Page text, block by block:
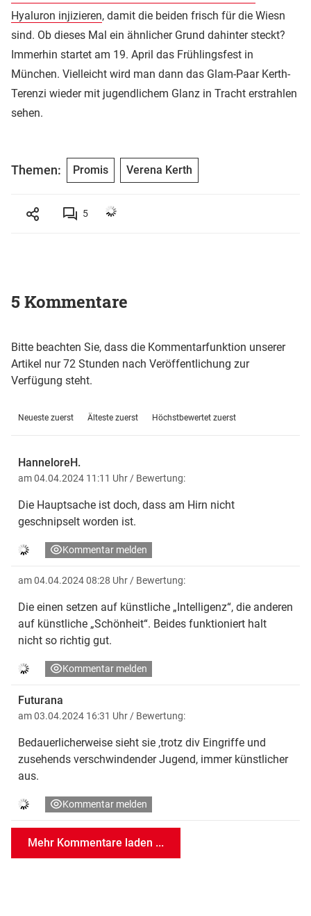
Hyaluron injizieren, damit die beiden frisch für die Wiesn
sind. Ob dieses Mal ein ähnlicher Grund dahinter steckt?
Immerhin startet am 19. April das Frühlingsfest in
München. Vielleicht wird man dann das Glam-Paar Kerth-
Terenzi wieder mit jugendlichem Glanz in Tracht erstrahlen
sehen.
Themen: Promis Verena Kerth
5
5 Kommentare
Bitte beachten Sie, dass die Kommentarfunktion unserer
Artikel nur 72 Stunden nach Veröffentlichung zur
Verfügung steht.
Neueste zuerst Älteste zuerst Höchstbewertet zuerst
HanneloreH.
am 04.04.2024 11:11 Uhr / Bewertung:
Die Hauptsache ist doch, dass am Hirn nicht
geschnipselt worden ist.
Kommentar melden
am 04.04.2024 08:28 Uhr / Bewertung:
Die einen setzen auf künstliche „Intelligenz“, die anderen
auf künstliche „Schönheit“. Beides funktioniert halt
nicht so richtig gut.
Kommentar melden
Futurana
am 03.04.2024 16:31 Uhr / Bewertung:
Bedauerlicherweise sieht sie ,trotz div Eingriffe und
zusehends verschwindender Jugend, immer künstlicher
aus.
Kommentar melden
Mehr Kommentare laden ...